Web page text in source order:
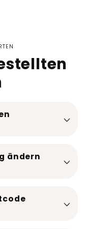
ändern